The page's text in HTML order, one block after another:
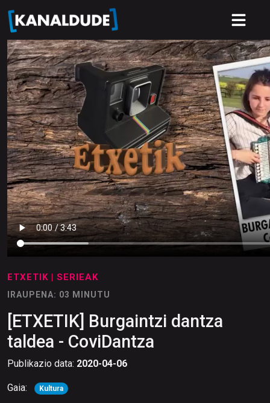
ETXETIK | SERIEAK
IRAUPENA: 03 MINUTU
[ETXETIK] Burgaintzi dantza
taldea - CoviDantza
Publikazio data: 2020-04-06
Gaia: Kultura